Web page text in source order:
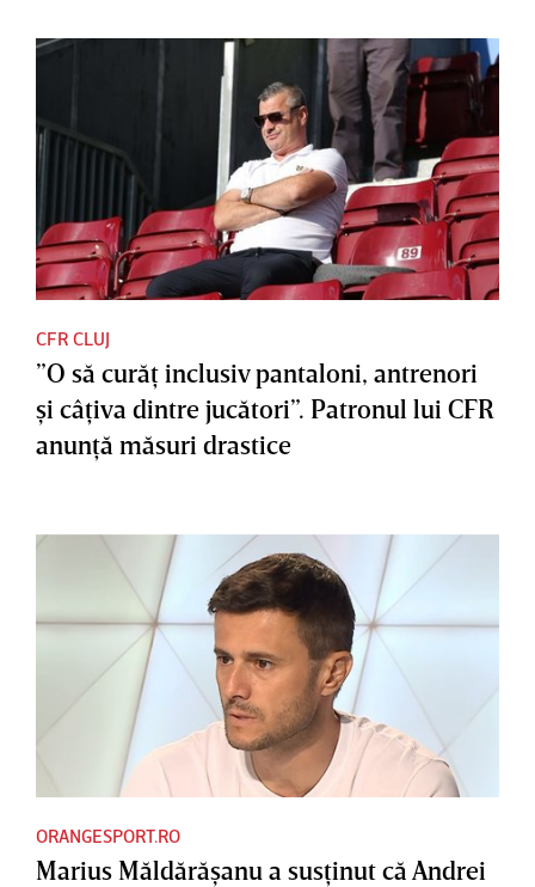
CFR CLUJ
”O să curăţ inclusiv pantaloni, antrenori
şi câţiva dintre jucători”. Patronul lui CFR
anunţă măsuri drastice
ORANGESPORT.RO
Marius Măldărăşanu a susţinut că Andrei